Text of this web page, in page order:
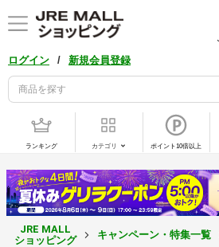
ログイン / 新規会員登録
ランキング カテゴリ ポイント10倍以上
JRE MALL
ショッピング
キャンペーン・特集一覧